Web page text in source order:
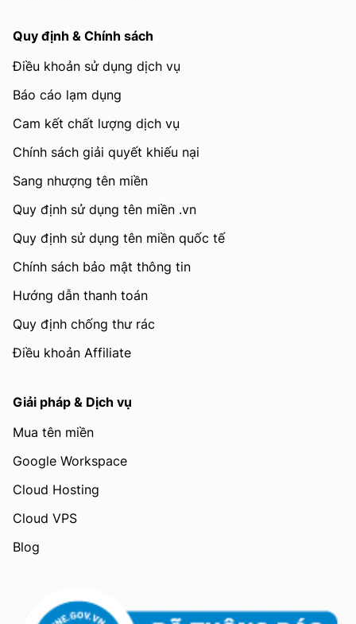
Quy định & Chính sách
Điều khoản sử dụng dịch vụ
Báo cáo lạm dụng
Cam kết chất lượng dịch vụ
Chính sách giải quyết khiếu nại
Sang nhượng tên miền
Quy định sử dụng tên miền .vn
Quy định sử dụng tên miền quốc tế
Chính sách bảo mật thông tin
Hướng dẫn thanh toán
Quy định chống thư rác
Điều khoản Affiliate
Giải pháp & Dịch vụ
Mua tên miền
Google Workspace
Cloud Hosting
Cloud VPS
Blog